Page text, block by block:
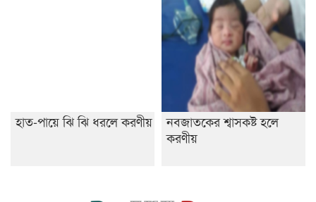
হাত-পায়ে ঝি ঝি ধরলে করণীয়
নবজাতকের শ্বাসকষ্ট হলে
করণীয়